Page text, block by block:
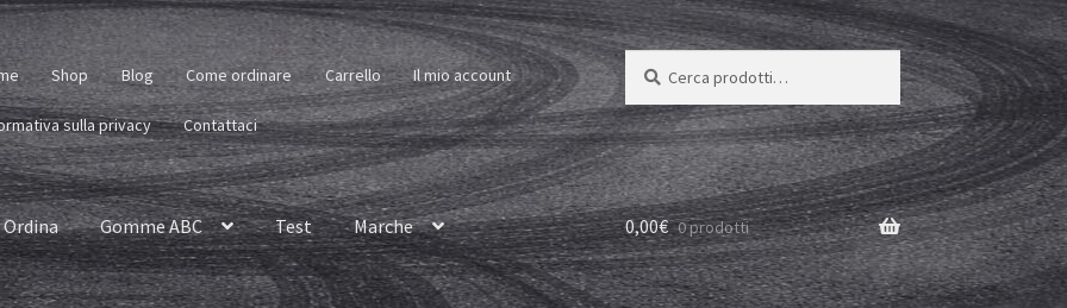
Shop Blog Come ordinare Carrello Il mio account
sulla privacy Contattaci
Cerca:
Cerca
Ordina Gomme ABC Test Marche 0,00€ 0 prodotti